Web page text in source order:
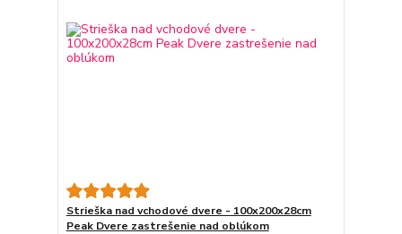
Strieška nad vchodové dvere - 100x200x28cm
Peak Dvere zastrešenie nad oblúkom